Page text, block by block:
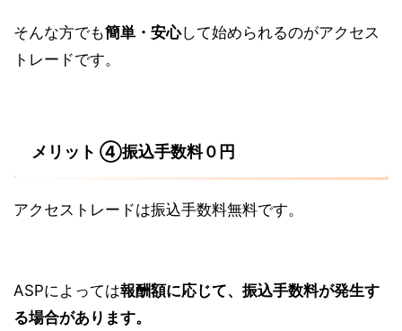
そんな方でも簡単・安心して始められるのがアクセス
トレードです。
メリット ④振込手数料０円
アクセストレードは振込手数料無料です。
ASPによっては報酬額に応じて、振込手数料が発生す
る場合があります。